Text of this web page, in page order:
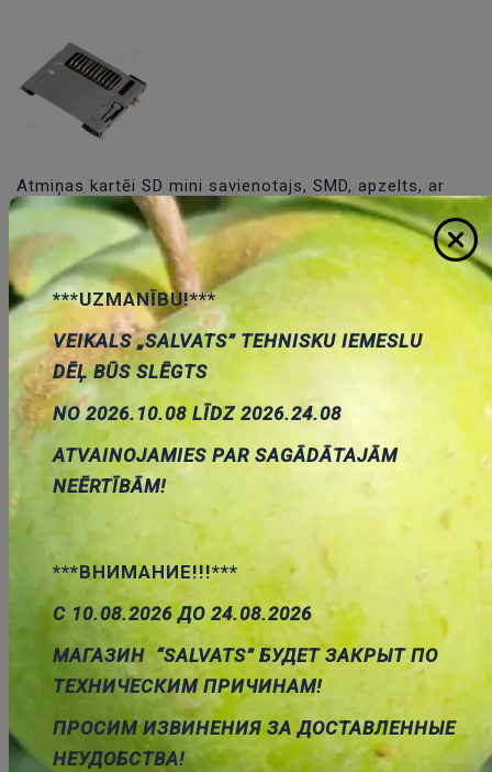
Atmiņas kartēi SD mini savienotajs, SMD, apzelts, ar
ekstraktoru, ekranets
Cena:1.33 €
00001290 Artikuls: MCC-SDMINI
Noliktavas
stāvoklis: 4
Pievienot
grozam
Atmiņas kartēi SD savienotajs, SMD, apzelts, ar
ekstraktoru, ekranets
1.96 €
00000935 Artikuls:104D-TCA0-R03
Noliktavas
stāvoklis: 13
***UZMANĪBU!***
VEIKALS „SALVATS” TEHNISKU IEMESLU
DĒĻ BŪS SLĒGTS
NO 2026.10.08 LĪDZ 2026.24.08
ATVAINOJAMIES PAR SAGĀDĀTAJĀM
NEĒRTĪBĀM!
***ВНИМАНИЕ!!!***
С 10.08.2026 ДО 24.08.2026
МАГАЗИН “SALVATS” БУДЕТ ЗАКРЫТ ПО
ТЕХНИЧЕСКИМ ПРИЧИНАМ!
ПРОСИМ ИЗВИНЕНИЯ ЗА ДОСТАВЛЕННЫЕ
НЕУДОБСТВА!